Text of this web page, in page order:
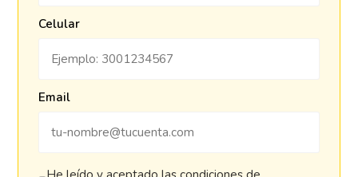
Celular
Email